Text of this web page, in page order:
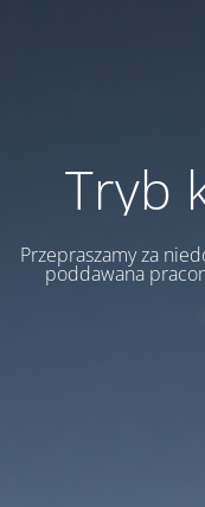
Tryb
Przepraszamy za
poddawana